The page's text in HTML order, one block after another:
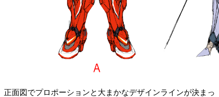
正面図でプロポーションと大まかなデザインラインが決まっ